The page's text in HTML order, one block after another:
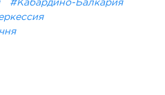
#Кабардино-Балкария